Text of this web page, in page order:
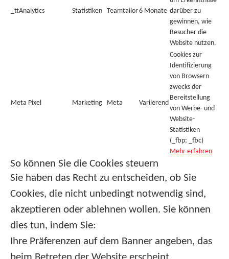
_ttAnalytics Statistiken Teamtailor6 Monate darüber zu
gewinnen, wie
Besucher die
Website nutzen.
Meta Pixel Marketing Meta Variierend
Cookies zur
Identifizierung
von Browsern
zwecks der
Bereitstellung
von Werbe- und
Website-
Statistiken
(_fbp; _fbc)
Mehr erfahren
So können Sie die Cookies steuern
Sie haben das Recht zu entscheiden, ob Sie
Cookies, die nicht unbedingt notwendig sind,
akzeptieren oder ablehnen wollen. Sie können
dies tun, indem Sie:
Ihre Präferenzen auf dem Banner angeben, das